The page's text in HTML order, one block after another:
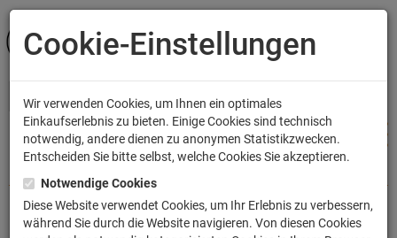
ANMELDEN
Cookie-Einstellungen
Wir verwenden Cookies, um Ihnen ein optimales
Einkaufserlebnis zu bieten. Einige Cookies sind technisch
notwendig, andere dienen zu anonymen Statistikzwecken.
Entscheiden Sie bitte selbst, welche Cookies Sie akzeptieren.
Notwendige Cookies
Diese Website verwendet Cookies, um Ihr Erlebnis zu verbessern,
während Sie durch die Website navigieren. Von diesen Cookies